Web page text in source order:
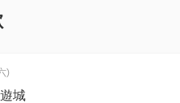
金區 成人門票$1,090.32（原價
｜銀區： $758｜銅區： $600
收取5%手續費。
)
城